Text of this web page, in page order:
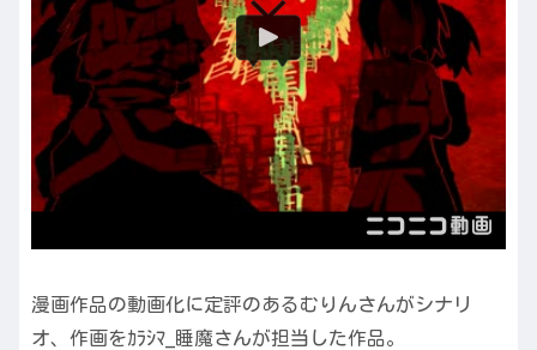
漫画作品の動画化に定評のあるむりんさんがシナリ
オ、作画をｶﾗｼﾏ_睡魔さんが担当した作品。